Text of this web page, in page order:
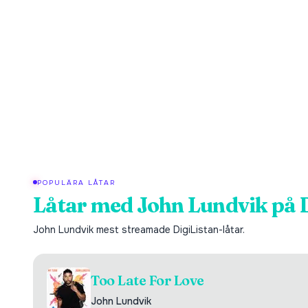
POPULÄRA LÅTAR
Låtar medJohn Lundvikpå
John Lundvik mest streamade DigiListan-låtar.
Too Late For Love
John Lundvik